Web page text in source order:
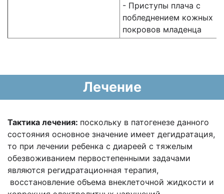
- Приступы плача с
побледнением кожных
покровов младенца
Лечение
Тактика лечения: поскольку в патогенезе данного
состояния основное значение имеет дегидратация,
то при лечении ребенка с диареей с тяжелым
обезвоживанием первостепенными задачами
являются регидратационная терапия,
восстановление объема внеклеточной жидкости и